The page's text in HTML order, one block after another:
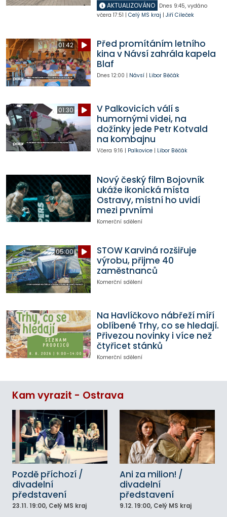
AKTUALIZOVÁNO Dnes 9:45, vydáno
včera 17:51 | Celý MS kraj | Jiří Cileček
01:42
Před promítáním letního
kina v Návsí zahrála kapela
Blaf
Dnes 12:00 | Návsí| Libor Běčák
01:30
V Palkovicích válí s
humornými videi, na
dožínky jede Petr Kotvald
na kombajnu
Včera 9:16 | Palkovice| Libor Běčák
Nový český film Bojovník
ukáže ikonická místa
Ostravy, místní ho uvidí
mezi prvními
Komerční sdělení
05:00
STOW Karviná rozšiřuje
výrobu, přijme 40
zaměstnanců
Komerční sdělení
Na Havlíčkovo nábřeží míří
oblíbené Trhy, co se hledají.
Přivezou novinky i více než
čtyřicet stánků
Komerční sdělení
Kam vyrazit - Ostrava
Pozdě příchozí /
divadelní
představení
23.11. 19:00, Celý MS kraj
Ani za milion! /
divadelní
představení
9.12. 19:00, Celý MS kraj